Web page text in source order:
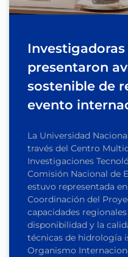
Investigadoras
presentaron
sostenible de
evento
La Universidad
través del Centro
Investigaciones
Comisión Nacional de
estuvo representada
Coordinación del
capacidades
disponibilidad y la
técnicas de hidrología
Organismo